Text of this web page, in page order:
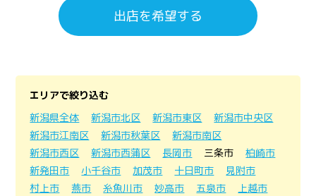
出店を希望する
エリアで絞り込む
新潟県全体
新潟市北区 新潟市東区
新潟市中央区
新潟市江南区
新潟市秋葉区
新潟市南区
新潟市西区
新潟市西蒲区 長岡市 三条市
柏崎市
新発田市
小千谷市 加茂市 十日町市
見附市
村上市
燕市 糸魚川市 妙高市 五泉市
上越市